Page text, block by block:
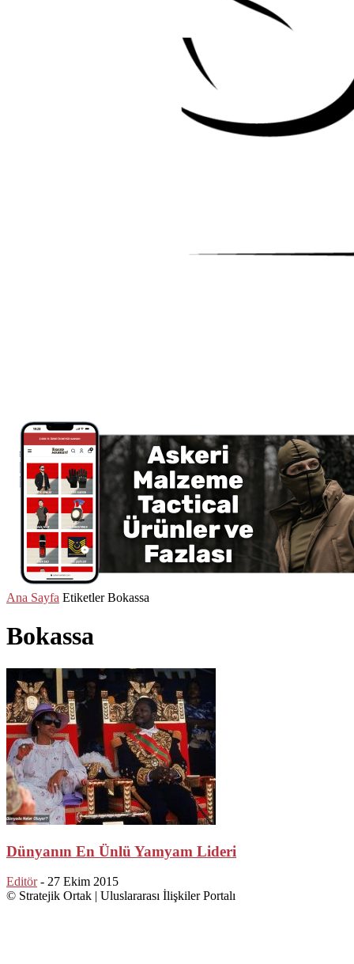
Ana Sayfa Etiketler Bokassa
Bokassa
Dünyanın En Ünlü Yamyam Lideri
Editör - 27 Ekim 2015
© Stratejik Ortak | Uluslararası İlişkiler Portalı